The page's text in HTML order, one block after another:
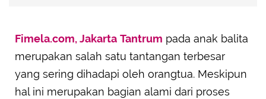
Fimela.com, Jakarta Tantrum pada anak balita
merupakan salah satu tantangan terbesar
yang sering dihadapi oleh orangtua. Meskipun
hal ini merupakan bagian alami dari proses